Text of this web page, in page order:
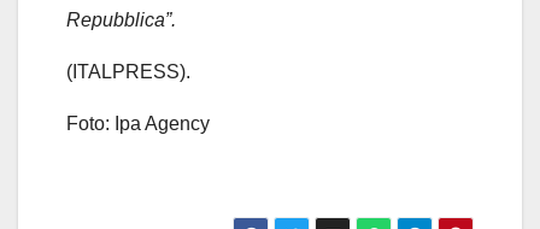
Repubblica”.
(ITALPRESS).
Foto: Ipa Agency